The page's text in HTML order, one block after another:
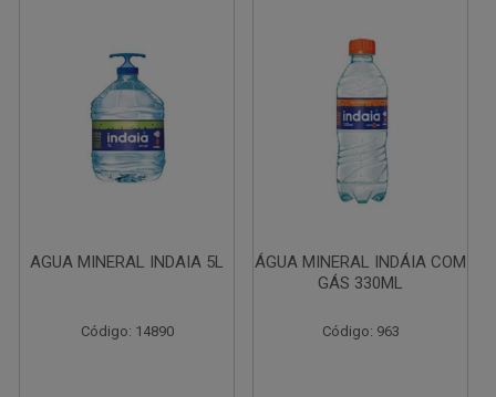
AGUA MINERAL INDAIA 5L
Código: 14890
ÁGUA MINERAL INDÁIA COM
GÁS 330ML
Código: 963